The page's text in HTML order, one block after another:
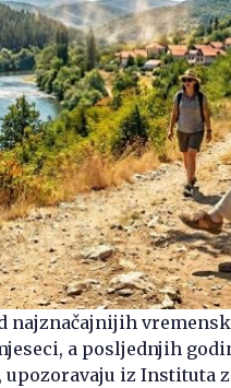
najznačajnijih
a posljednjih
iz Instituta